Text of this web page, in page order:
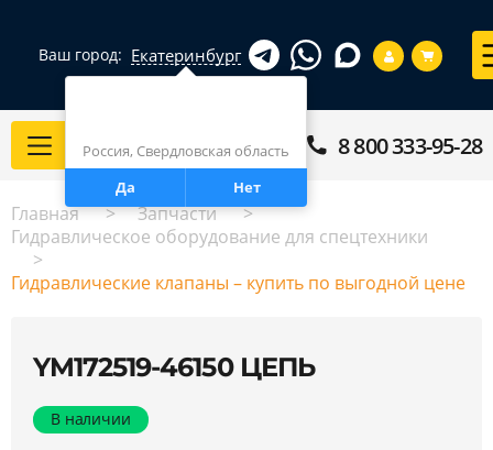
Ваш город: Екатеринбург
Россия, Свердловская область
Да
Нет
Каталог 8 800 333-95-28
Главная
Запчасти
Гидравлическое оборудование для спецтехники
Гидравлические клапаны – купить по выгодной цене
YM172519-46150 ЦЕПЬ
В наличии